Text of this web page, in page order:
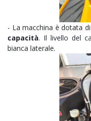
- La macchina è dotata
capacità. Il livello del
bianca laterale.